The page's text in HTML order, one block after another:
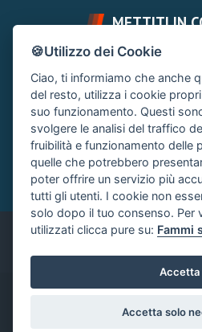
METTITI IN
FAI UNA DOMANDA
Chiedi un Consiglio
CONTATTA
Clicca
© by ©XenTR |
🍪Utilizzo dei Cookie
Ciao, ti informiamo che anche
del resto, utilizza i cookie
suo funzionamento. Questi
svolgere le analisi del traffico
fruibilità e funzionamento delle
quelle che potrebbero
poter offrire un servizio più
tutti gli utenti. I cookie non
solo dopo il tuo consenso. Per
utilizzati clicca pure su: Fammi
Accetta
Accetta solo